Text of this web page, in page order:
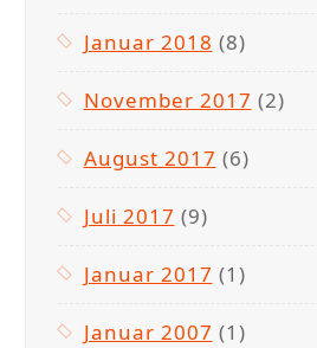
Januar 2018 (8)
November 2017 (2)
August 2017 (6)
Juli 2017 (9)
Januar 2017 (1)
Januar 2007 (1)